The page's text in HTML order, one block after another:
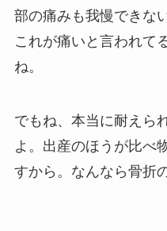
部の痛みも我慢できな
これが痛いと言われて
ね。
でもね、本当に耐えら
よ。出産のほうが比べ
すから。なんなら骨